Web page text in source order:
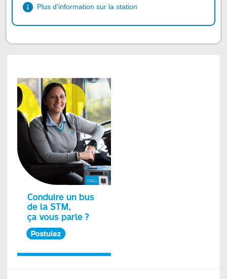
Plus d'information sur la station